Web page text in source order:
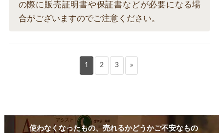
の際に販売証明書や保証書などが必要になる場
合がございますのでご注意ください。
1 2 3 »
使わなくなったもの、売れるかどうかご不安なもの